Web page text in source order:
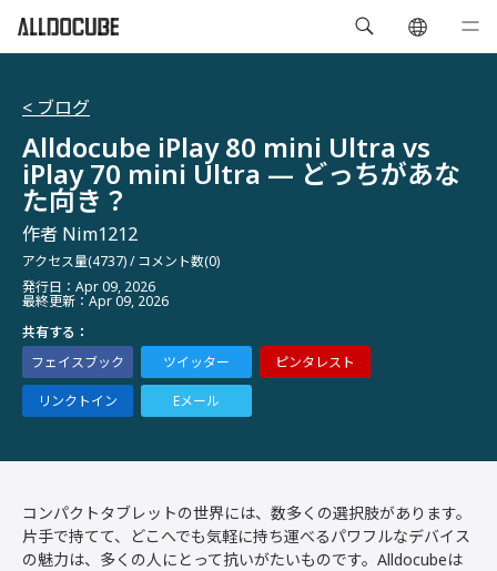
< ブログ
Alldocube iPlay 80 mini Ultra vs
iPlay 70 mini Ultra — どっちがあな
た向き？
作者 Nim1212
アクセス量(4737)/ コメント数(0)
発行日：Apr 09, 2026
最終更新：Apr 09, 2026
共有する：
フェイスブック
ツイッター ピンタレスト
リンクトイン Eメール
コンパクトタブレットの世界には、数多くの選択肢があります。
片手で持てて、どこへでも気軽に持ち運べるパワフルなデバイス
の魅力は、多くの人にとって抗いがたいものです。Alldocubeは